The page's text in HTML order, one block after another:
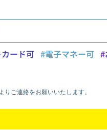
ード可 #電子マネー可
り ご連絡をお願いいたします。